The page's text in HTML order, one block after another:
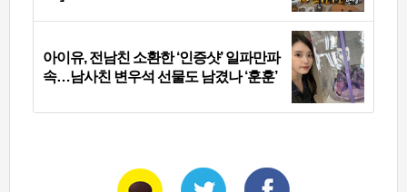
아이유, 전남친 소환한 ‘인증샷’ 일파만파
속…남사친 변우석 선물도 남겼나 ‘훈훈’